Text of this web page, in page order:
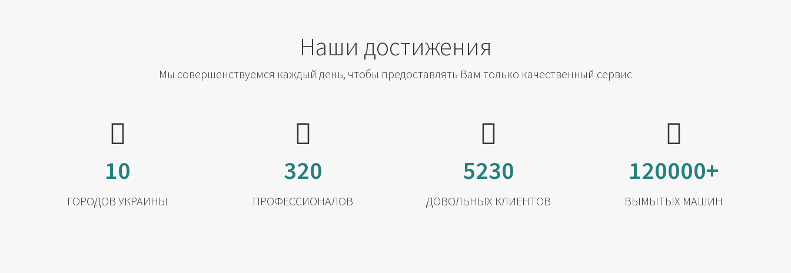
Наши достижения
Мы совершенствуемся каждый день, чтобы предоставлять Вам только качественный сервис
10
ГОРОДОВ УКРАИНЫ
320
ПРОФЕССИОНАЛОВ
5230
ДОВОЛЬНЫХ КЛИЕНТОВ
120000+
ВЫМЫТЫХ МАШИН